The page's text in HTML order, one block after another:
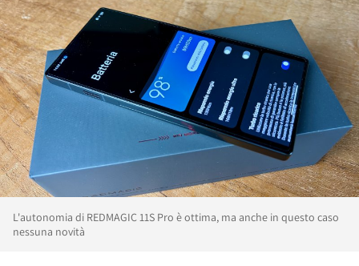
L'autonomia di REDMAGIC 11S Pro è ottima, ma anche in questo caso
nessuna novità